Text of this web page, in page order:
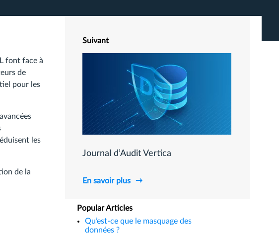
font face à
de
pour les
les
de la
Suivant
Journal d’Audit Vertica
En savoir plus
Popular Articles
Qu’est-ce que le masquage des
données ?